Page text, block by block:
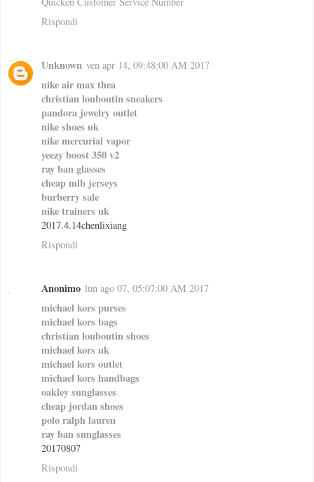
Rispondi
Unknown ven apr 14, 09:48:00 AM 2017
nike air max thea
christian louboutin sneakers
pandora jewelry outlet
nike shoes uk
nike mercurial vapor
yeezy boost 350 v2
ray ban glasses
cheap mlb jerseys
burberry sale
nike trainers uk
2017.4.14chenlixiang
Rispondi
Anonimo lun ago 07, 05:07:00 AM 2017
michael kors purses
michael kors bags
christian louboutin shoes
michael kors uk
michael kors outlet
michael kors handbags
oakley sunglasses
cheap jordan shoes
polo ralph lauren
ray ban sunglasses
20170807
Rispondi